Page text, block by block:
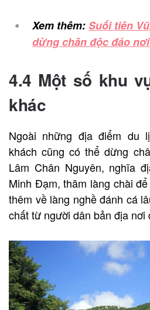
Xem thêm:Suối tiên
dừng chân độc đáo
4.4 Một số khu
khác
Ngoài những địa điểm du
khách cũng có thể dừng
Lâm Chân Nguyên, nghĩa
Minh Đạm, thăm làng chài
thêm về làng nghề đánh cá
chất từ người dân bản địa nơi